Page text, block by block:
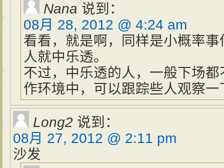
Nana 说到：
08月 28, 2012 @ 4:24 am
看看，就是啊，同样是小概率
人就中乐透。
不过，中乐透的人，一般下场
作环境中，可以跟踪些人观察一
Long2 说到：
08月 27, 2012 @ 2:11 pm
沙发